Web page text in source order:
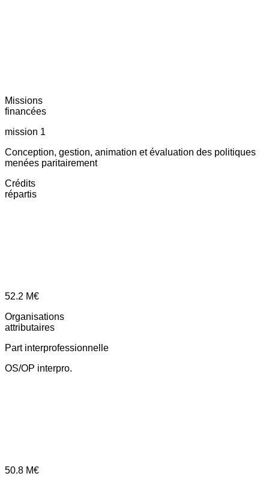
Missions
financées
mission 1
Conception, gestion, animation et évaluation des politiques
menées paritairement
Crédits
répartis
52.2 M€
Organisations
attributaires
Part interprofessionnelle
OS/OP interpro.
50.8 M€